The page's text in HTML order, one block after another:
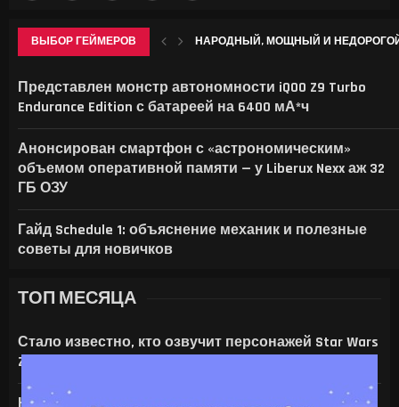
ВЫБОР ГЕЙМЕРОВ НАРОДНЫЙ, МОЩНЫЙ И НЕДОРОГОЙ.
Представлен монстр автономности iQOO Z9 Turbo
Endurance Edition с батареей на 6400 мА*ч
Анонсирован смартфон с «астрономическим»
объемом оперативной памяти — у Liberux Nexx аж 32
ГБ ОЗУ
Гайд Schedule 1: объяснение механик и полезные
советы для новичков
ТОП МЕСЯЦА
Стало известно, кто озвучит персонажей Star Wars
Zero Company